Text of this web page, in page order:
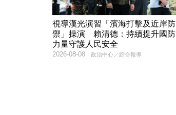
視導漢光演習「濱海打擊及近岸防
禦」操演 賴清德：持續提升國防
力量守護人民安全
政治中心／綜合報導
2026-08-08